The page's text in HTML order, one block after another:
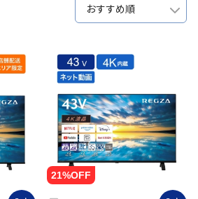
おすすめ順